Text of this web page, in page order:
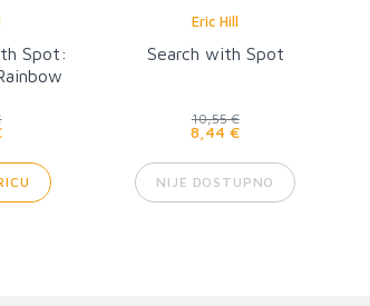
Spot:
Eric Hill
Search with Spot
10,55 €
8,44 €
NIJE DOSTUPNO